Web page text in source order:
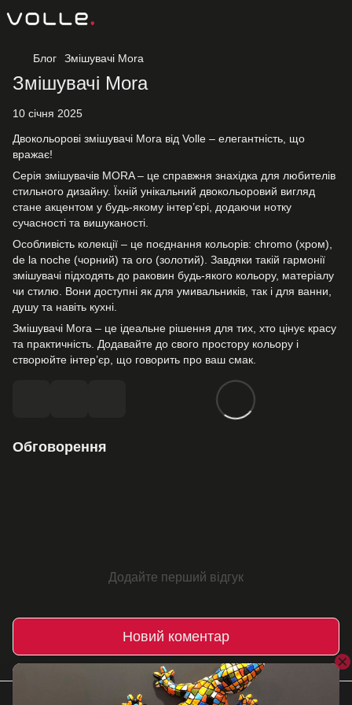
Блог Змішувачі Mora
Змішувачі Mora
10 січня 2025
Двокольорові змішувачі Mora від Volle – елегантність, що
вражає!
Серія змішувачів MORA – це справжня знахідка для любителів
стильного дизайну. Їхній унікальний двокольоровий вигляд
стане акцентом у будь-якому інтер’єрі, додаючи нотку
сучасності та вишуканості.
Особливість колекції – це поєднання кольорів: chromo (хром),
de la noche (чорний) та oro (золотий). Завдяки такій гармонії
змішувачі підходять до раковин будь-якого кольору, матеріалу
чи стилю. Вони доступні як для умивальників, так і для ванни,
душу та навіть кухні.
Змішувачі Mora – це ідеальне рішення для тих, хто цінує красу
та практичність. Додавайте до свого простору кольору і
створюйте інтер’єр, що говорить про ваш смак.
Обговорення
Додайте перший відгук
Новий коментар